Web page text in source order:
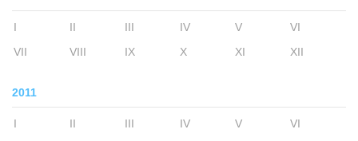
I II III IV V
VI
VII
VIII IX X XI XII
2011
I II III IV V
VI